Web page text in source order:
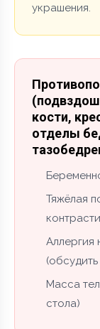
украшения.
кости,
отделы
Тяжёлая
Аллергия
Масса
стола)